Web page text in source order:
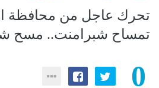
تحرك عاجل من محافظة
تمساح شبرامنت.. مسح
0